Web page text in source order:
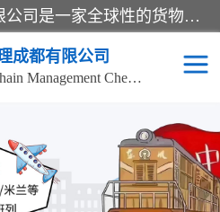
邦赋供应链管理成都有限公司是一家全球性的货物运输代理公司，主要从事：波兰中欧班列、德国中欧班列、出口莫斯科班列、中欧班列进口、蓉欧铁路、成都出口空运等业务，同时亦提供报关、报检、仓储、码头操作等服务。
成都有限公司
Bangfu Supply Chain Management Chengdu Co.,LTD
成都中欧班列
国际空运